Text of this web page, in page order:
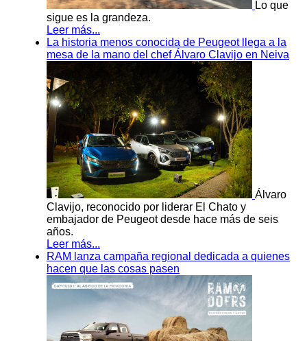
Lo que
sigue es la grandeza.
Leer más...
La historia menos conocida de Peugeot llega a la
mesa de la mano del chef Álvaro Clavijo en Neiva
Álvaro
Clavijo, reconocido por liderar El Chato y
embajador de Peugeot desde hace más de seis
años.
Leer más...
RAM lanza campaña regional dedicada a quienes
hacen que las cosas pasen